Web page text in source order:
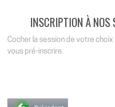
INSCRIPTION À NOS
Cocher la session de votre
vous pré-inscrire.